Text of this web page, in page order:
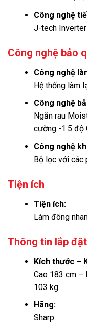
Công nghệ
J-tech Inverter
Công nghệ bảo
Công nghệ
Hệ thống làm
Công nghệ
Ngăn rau
cường -1.5 độ
Công nghệ
Bộ lọc với các
Tiện ích
Tiện ích:
Làm đông
Thông tin lắp đặt
Kích thước –
Cao 183 cm –
103 kg
Hãng:
Sharp.